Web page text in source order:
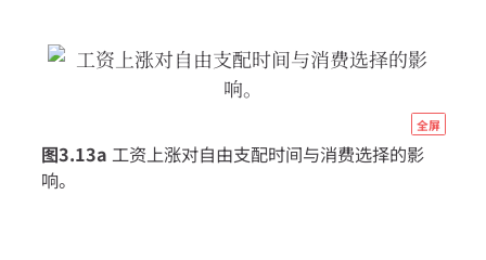
全屏
图3.13a 工资上涨对自由支配时间与消费选择的影
响。